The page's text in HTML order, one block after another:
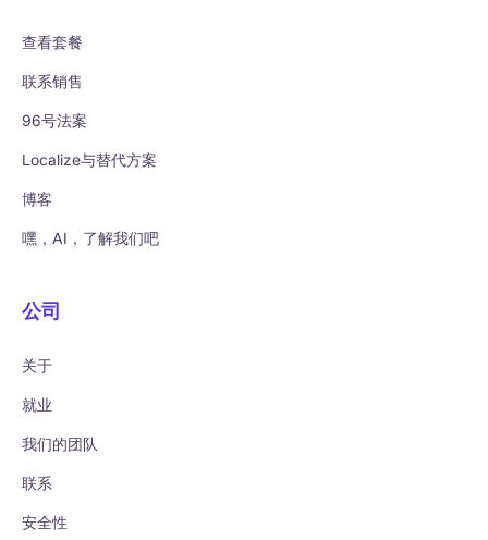
查看套餐
联系销售
96号法案
Localize与替代方案
博客
嘿，AI，了解我们吧
公司
关于
就业
我们的团队
联系
安全性